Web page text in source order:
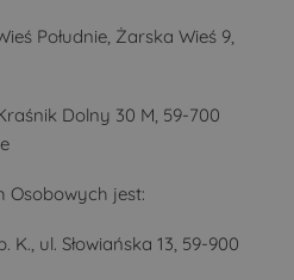
Południe, Żarska Wieś 9,
Dolny 30 M, 59-700
jest:
K., ul. Słowiańska 13, 59-900